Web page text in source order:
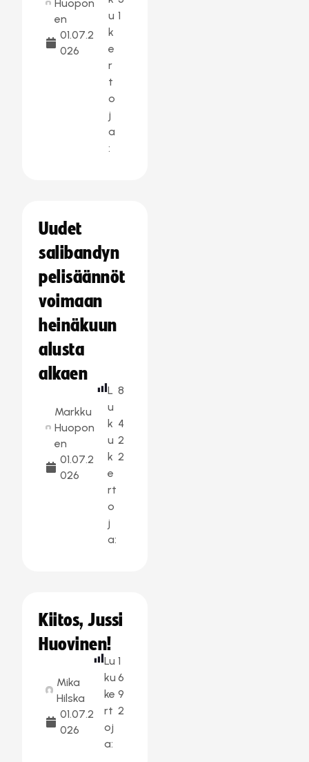
Huopon
en
01.07.2
026
u
k
e
r
t
o
j
a
:
1
Uudet
salibandyn
pelisäännöt
voimaan
heinäkuun
alusta
alkaen
Markku
Huopon
en
01.07.2
026
L
u
k
u
k
e
rt
o
j
a:
8
4
2
2
Kiitos, Jussi
Huovinen!
Mika
Hilska
01.07.2
026
Lu
ku
ke
rt
oj
a:
1
6
9
2